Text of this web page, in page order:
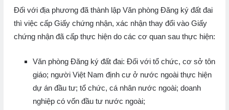
Đối với địa phương đã thành lập Văn phòng Đăng ký đất đai
thì việc cấp Giấy chứng nhận, xác nhận thay đổi vào Giấy
chứng nhận đã cấp thực hiện do các cơ quan sau thực hiện:
Văn phòng Đăng ký đất đai: Đối với tổ chức, cơ sở tôn
giáo; người Việt Nam định cư ở nước ngoài thực hiện
dự án đầu tư; tổ chức, cá nhân nước ngoài; doanh
nghiệp có vốn đầu tư nước ngoài;